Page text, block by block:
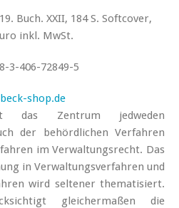
Buch. XXII, 184 S. Softcover,
inkl. MwSt.
3-406-72849-5
shop.de
das Zentrum jedweden
der behördlichen Verfahren
im Verwaltungsrecht. Das
in Verwaltungsverfahren und
wird seltener thematisiert.
gleichermaßen die